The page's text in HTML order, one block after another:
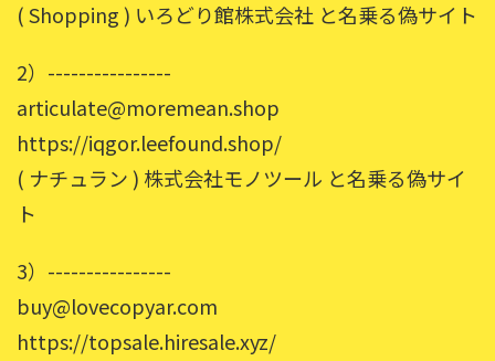
( Shopping ) いろどり館株式会社 と名乗る偽サイト
2）----------------
articulate@moremean.shop
https://iqgor.leefound.shop/
( ナチュラン ) 株式会社モノツール と名乗る偽サイ
ト
3）----------------
buy@lovecopyar.com
https://topsale.hiresale.xyz/